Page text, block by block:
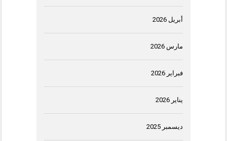
أبريل 2026
مارس 2026
فبراير 2026
يناير 2026
ديسمبر 2025